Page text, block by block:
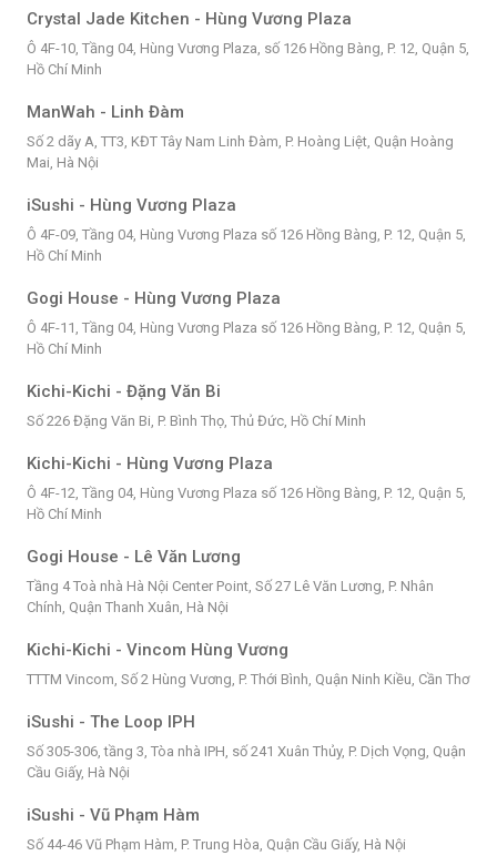
Crystal Jade Kitchen - Hùng Vương Plaza
Ô 4F-10, Tầng 04, Hùng Vương Plaza, số 126 Hồng Bàng, P. 12, Quận 5,
Hồ Chí Minh
ManWah - Linh Đàm
Số 2 dãy A, TT3, KĐT Tây Nam Linh Đàm, P. Hoàng Liệt, Quận Hoàng
Mai, Hà Nội
iSushi - Hùng Vương Plaza
Ô 4F-09, Tầng 04, Hùng Vương Plaza số 126 Hồng Bàng, P. 12, Quận 5,
Hồ Chí Minh
Gogi House - Hùng Vương Plaza
Ô 4F-11, Tầng 04, Hùng Vương Plaza số 126 Hồng Bàng, P. 12, Quận 5,
Hồ Chí Minh
Kichi-Kichi - Đặng Văn Bi
Số 226 Đặng Văn Bi, P. Bình Thọ, Thủ Đức, Hồ Chí Minh
Kichi-Kichi - Hùng Vương Plaza
Ô 4F-12, Tầng 04, Hùng Vương Plaza số 126 Hồng Bàng, P. 12, Quận 5,
Hồ Chí Minh
Gogi House - Lê Văn Lương
Tầng 4 Toà nhà Hà Nội Center Point, Số 27 Lê Văn Lương, P. Nhân
Chính, Quận Thanh Xuân, Hà Nội
Kichi-Kichi - Vincom Hùng Vương
TTTM Vincom, Số 2 Hùng Vương, P. Thới Bình, Quận Ninh Kiều, Cần Thơ
iSushi - The Loop IPH
Số 305-306, tầng 3, Tòa nhà IPH, số 241 Xuân Thủy, P. Dịch Vọng, Quận
Cầu Giấy, Hà Nội
iSushi - Vũ Phạm Hàm
Số 44-46 Vũ Phạm Hàm, P. Trung Hòa, Quận Cầu Giấy, Hà Nội